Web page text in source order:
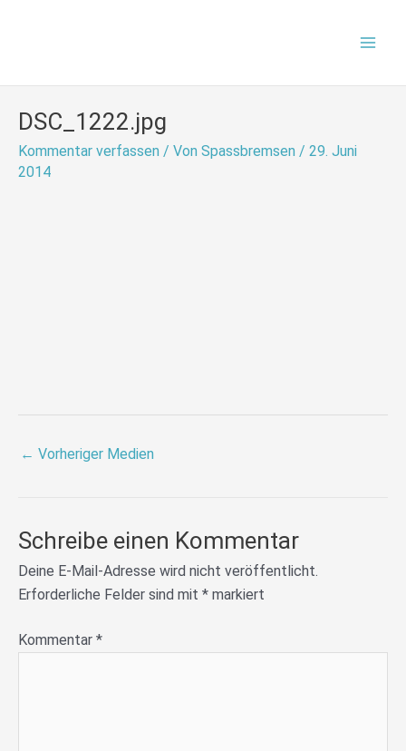
DSC_1222.jpg
Kommentar verfassen / Von Spassbremsen / 29. Juni
2014
← Vorheriger Medien
Schreibe einen Kommentar
Deine E-Mail-Adresse wird nicht veröffentlicht.
Erforderliche Felder sind mit * markiert
Kommentar *